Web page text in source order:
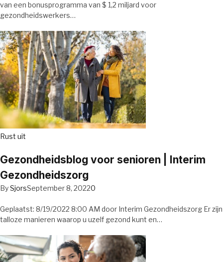
van een bonusprogramma van $ 1,2 miljard voor
gezondheidswerkers…
Rust uit
Gezondheidsblog voor senioren | Interim
Gezondheidszorg
BySjorsSeptember 8, 20220
Geplaatst: 8/19/2022 8:00 AM door Interim Gezondheidszorg Er zijn
talloze manieren waarop u uzelf gezond kunt en…